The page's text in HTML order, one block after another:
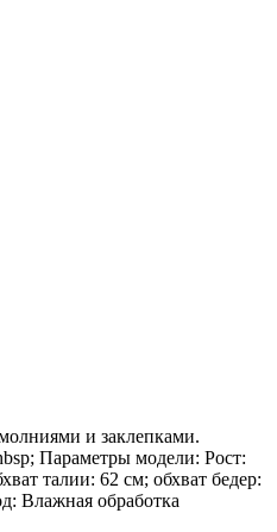
и заклепками.
Параметры модели: Рост:
талии: 62 см; обхват бедер:
Влажная обработка